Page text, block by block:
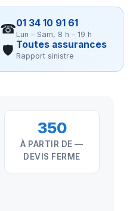
☎01 34 10 91 61
Lun – Sam, 8 h – 19 h
🛡 Toutes assurances
Rapport sinistre
350
À PARTIR DE —
DEVIS FERME